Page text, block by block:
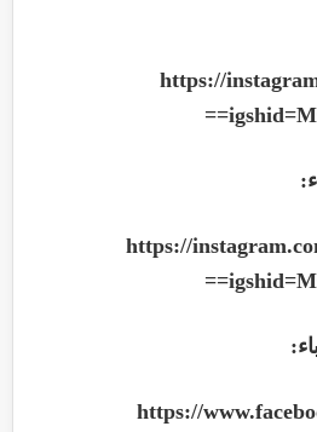
https://
==
https://
==
https://